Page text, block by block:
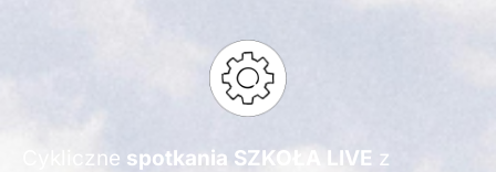
Cykliczne spotkania SZKOŁA LIVE z